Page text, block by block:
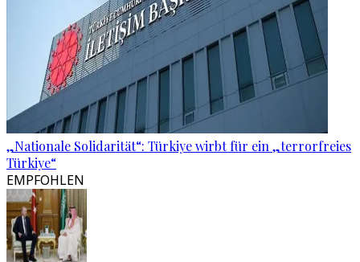
„Nationale Solidarität“: Türkiye wirbt für ein „terrorfreies
Türkiye“
EMPFOHLEN